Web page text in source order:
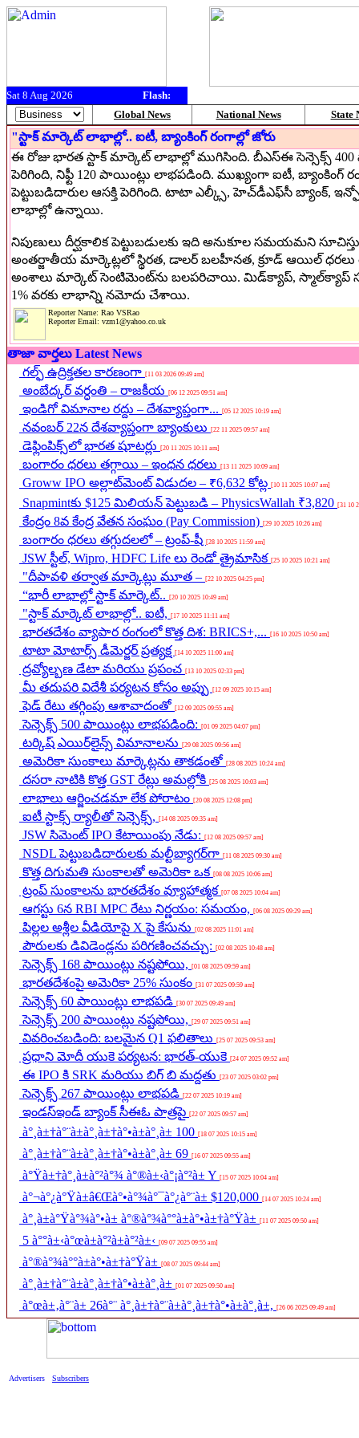
Sat 8 Aug 2026
Flash:
Global News
National News State
"స్టాక్ మార్కెట్ లాభాల్లో.. ఐటీ, బ్యాంకింగ్ రంగాల్లో జోరు
ఈ రోజు భారత స్టాక్ మార్కెట్ లాభాల్లో ముగిసింది. బీఎస్ఈ సెన్సెక్స్ 400
పెరిగింది, నిఫ్టీ 120 పాయింట్లు లాభపడింది. ముఖ్యంగా ఐటీ, బ్యాంకింగ్
పెట్టుబడిదారుల ఆసక్తి పెరిగింది. టాటా ఎల్క్సీ, హెచ్‌డీఎఫ్‌సీ బ్యాంక్,
లాభాల్లో ఉన్నాయి.
నిపుణులు దీర్ఘకాలిక పెట్టుబడులకు ఇది అనుకూల సమయమని
అంతర్జాతీయ మార్కెట్లలో స్థిరత, డాలర్ బలహీనత, క్రూడ్ ఆయిల్ ధరలు
అంశాలు మార్కెట్ సెంటిమెంట్‌ను బలపరిచాయి. మిడ్‌క్యాప్, స్మాల్‌క్యాప్
1% వరకు లాభాన్ని నమోదు చేశాయి.
Reporter Name: Rao VSRao
Reporter Email: vzm1@yahoo.co.uk
తాజా వార్తలు Latest News
గల్ఫ్ ఉద్రిక్తతల కారణంగా [11 03 2026 09:49 am]
అంబేద్కర్ వర్ధంతి – రాజకీయ [06 12 2025 09:51 am]
ఇండిగో విమానాల రద్దు – దేశవ్యాప్తంగా... [05 12 2025 10:19 am]
నవంబర్ 22న దేశవ్యాప్తంగా బ్యాంకులు [22 11 2025 09:57 am]
డెఫ్లింపిక్స్‌లో భారత షూటర్లు [20 11 2025 10:11 am]
బంగారం ధరలు తగ్గాయి – ఇంధన ధరలు [13 11 2025 10:09 am]
Groww IPO అల్లాట్‌మెంట్ విడుదల – ₹6,632 కోట్ల [10 11 2025 10:07 am]
Snapmintకు $125 మిలియన్ పెట్టుబడి – PhysicsWallah ₹3,820 [31 10
కేంద్రం 8వ కేంద్ర వేతన సంఘం (Pay Commission) [29 10 2025 10:26 am]
బంగారం ధరలు తగ్గుదలలో – ట్రంప్-షీ [28 10 2025 11:59 am]
JSW స్టీల్, Wipro, HDFC Life లు రెండో త్రైమాసిక [25 10 2025 10:21 am]
"దీపావళి తర్వాత మార్కెట్లు మూత – [22 10 2025 04:25 pm]
“భారీ లాభాల్లో స్టాక్ మార్కెట్.. [20 10 2025 10:49 am]
"స్టాక్ మార్కెట్ లాభాల్లో.. ఐటీ, [17 10 2025 11:11 am]
భారతదేశం వ్యాపార రంగంలో కొత్త దిశ: BRICS+,... [16 10 2025 10:50 am]
టాటా మోటార్స్ డీమెర్జర్ ప్రత్యక్ష [14 10 2025 11:00 am]
ద్రవ్యోల్బణ డేటా మరియు ప్రపంచ [13 10 2025 02:33 pm]
మీ తదుపరి విదేశీ పర్యటన కోసం అప్పు [12 09 2025 10:15 am]
ఫెడ్ రేటు తగ్గింపు ఆశావాదంతో [12 09 2025 09:55 am]
సెన్సెక్స్ 500 పాయింట్లు లాభపడింది: [01 09 2025 04:07 pm]
టర్కిష్ ఎయిర్‌లైన్స్ విమానాలను [29 08 2025 09:56 am]
అమెరికా సుంకాలు మార్కెట్లను తాకడంతో [28 08 2025 10:24 am]
దసరా నాటికి కొత్త GST రేట్లు అమల్లోకి [25 08 2025 10:03 am]
లాభాలు ఆర్జించడమా లేక పోరాటం [20 08 2025 12:08 pm]
ఐటీ స్టాక్స్ ర్యాలీతో సెన్సెక్స్, [14 08 2025 09:35 am]
JSW సిమెంట్ IPO కేటాయింపు నేడు: [12 08 2025 09:57 am]
NSDL పెట్టుబడిదారులకు మల్టీబ్యాగర్‌గా [11 08 2025 09:30 am]
కొత్త దిగుమతి సుంకాలతో అమెరికా ఒక [08 08 2025 10:06 am]
ట్రంప్ సుంకాలను భారతదేశం వ్యూహాత్మక [07 08 2025 10:04 am]
ఆగస్టు 6న RBI MPC రేటు నిర్ణయం: సమయం, [06 08 2025 09:29 am]
పిల్లల అశ్లీల వీడియోపై X పై కేసును [02 08 2025 11:01 am]
పౌరులకు డివిడెండ్లను పరిగణించవచ్చు: [02 08 2025 10:48 am]
సెన్సెక్స్ 168 పాయింట్లు నష్టపోయి, [01 08 2025 09:59 am]
భారతదేశంపై అమెరికా 25% సుంకం [31 07 2025 09:59 am]
సెన్సెక్స్ 60 పాయింట్లు లాభపడి [30 07 2025 09:49 am]
సెన్సెక్స్ 200 పాయింట్లు నష్టపోయి, [29 07 2025 09:51 am]
వివరించబడింది: బలమైన Q1 ఫలితాలు [25 07 2025 09:53 am]
ప్రధాని మోదీ యుకె పర్యటన: భారత్-యుకె [24 07 2025 09:52 am]
ఈ IPO కి SRK మరియు బిగ్ బి మద్దతు [23 07 2025 03:02 pm]
సెన్సెక్స్ 267 పాయింట్లు లాభపడి [22 07 2025 10:19 am]
ఇండస్ఇండ్ బ్యాంక్ సీఈఓ పాత్రపై [22 07 2025 09:57 am]
à°¸à±†à°¨à±à°¸à±†à°•à±à°¸à± 100 [18 07 2025 10:15 am]
à°¸à±†à°¨à±à°¸à±†à°•à±à°¸à± 69 [16 07 2025 09:55 am]
à°Ÿà±†à°¸à±à°²à°¾ à°®à±‹à°¡à°²à± Y [15 07 2025 10:04 am]
à°¬à°¿à°Ÿà±â€Œà°•à°¾à°¯à°¿à°¨à± $120,000 [14 07 2025 10:24 am]
à°¸à±à°Ÿà°¾à°•à± à°®à°¾à°°à±à°•à±†à°Ÿà± [11 07 2025 09:50 am]
5 à°°à±‹à°œà±à°²à±à°²à±‹ [09 07 2025 09:55 am]
à°®à°¾à°°à±à°•à±†à°Ÿà± [08 07 2025 09:44 am]
à°¸à±†à°¨à±à°¸à±†à°•à±à°¸à± [01 07 2025 09:50 am]
à°œà±‚à°¨à± 26à°¨ à°¸à±†à°¨à±à°¸à±†à°•à±à°¸à±, [26 06 2025 09:49 am]
Advertisers Subscribers